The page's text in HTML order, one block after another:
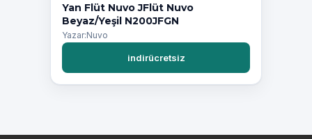
Yan Flüt Nuvo JFlüt Nuvo
Beyaz/Yeşil N200JFGN
Yazar:Nuvo
indirücretsiz